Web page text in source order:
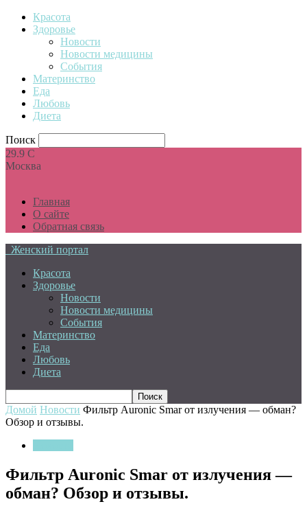
Красота
Здоровье
Новости
Новости медицины
События
Материнство
Еда
Любовь
Диета
Поиск
29.9 C
Москва
Главная
О сайте
Обратная связь
Женский портал
Красота
Здоровье
Новости
Новости медицины
События
Материнство
Еда
Любовь
Диета
Домой Новости Фильтр Auronic Smar от излучения — обман?
Обзор и отзывы.
Фильтр Auronic Smar от излучения —
обман? Обзор и отзывы.